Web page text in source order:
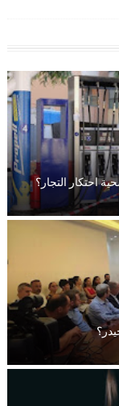
احتكار التجار؟